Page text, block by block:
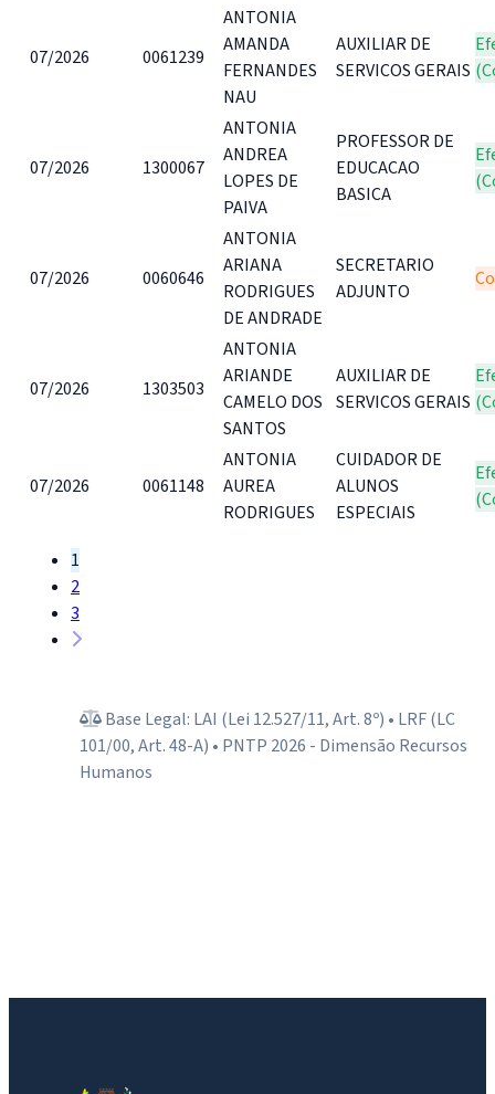
07/2026 0061239
ANTONIA
AMANDA
FERNANDES
NAU
AUXILIAR DE
SERVICOS GERAIS
07/2026 1300067
ANTONIA
ANDREA
LOPES DE
PAIVA
PROFESSOR DE
EDUCACAO
BASICA
07/2026 0060646
ANTONIA
ARIANA
RODRIGUES
DE ANDRADE
SECRETARIO
ADJUNTO
07/2026 1303503
ANTONIA
ARIANDE
CAMELO DOS
SANTOS
AUXILIAR DE
SERVICOS GERAIS
07/2026 0061148
ANTONIA
AUREA
RODRIGUES
CUIDADOR DE
ALUNOS
ESPECIAIS
1
2
3
Base Legal: LAI (Lei 12.527/11, Art. 8º) • LRF (LC
101/00, Art. 48-A) • PNTP 2026 - Dimensão Recursos
Humanos